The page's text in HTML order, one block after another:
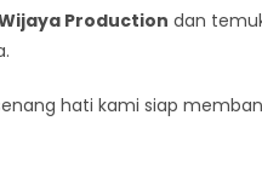
Production dan
hati kami siap